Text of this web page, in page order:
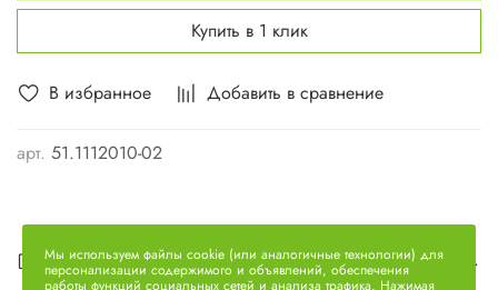
В избранное Добавить в сравнение
арт. 51.1112010-02
Купить в 1 клик
Описание
Мы используем файлы cookie (или аналогичные технологии) для
персонализации содержимого и объявлений, обеспечения
работы функций социальных сетей и анализа трафика. Нажимая